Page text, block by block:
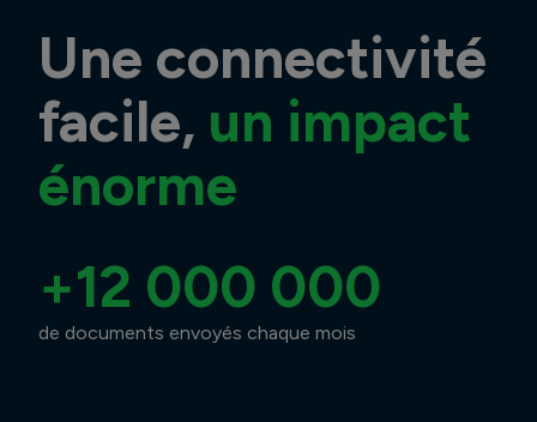
Une connectivité
facile, un impact
énorme
+12 000 000
de documents envoyés chaque mois